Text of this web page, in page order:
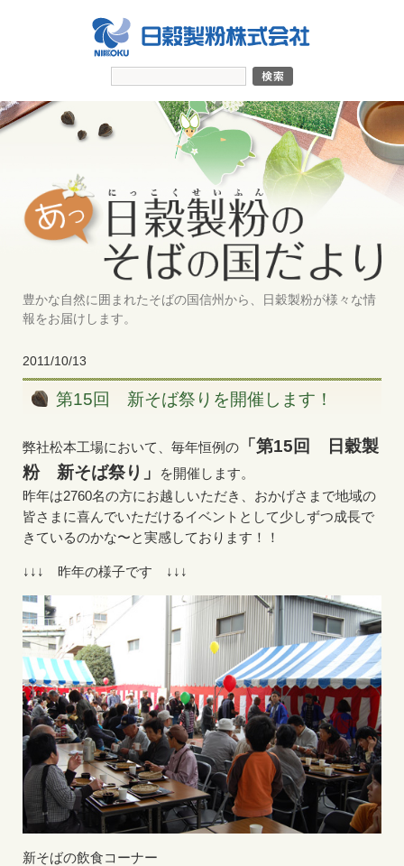
豊かな自然に囲まれたそばの国信州から、日穀製粉が様々な情
報をお届けします。
2011/10/13
第15回 新そば祭りを開催します！
弊社松本工場において、毎年恒例の
「第15回 日穀製
粉 新そば祭り」
を開催します。
昨年は2760名の方にお越しいただき、おかげさまで地域の
皆さまに喜んでいただけるイベントとして少しずつ成長で
きているのかな〜と実感しております！！
↓↓↓ 昨年の様子です ↓↓↓
新そばの飲食コーナー